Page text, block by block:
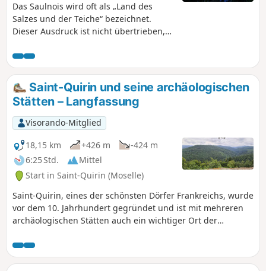
Das Saulnois wird oft als „Land des
Salzes und der Teiche“ bezeichnet.
Dieser Ausdruck ist nicht übertrieben,
Teiche. Abgesehen vom Teich „Étang
des Essarts“, der angelegt wurde,
gehören die anderen zum
Naturschutzgebiet „Conservatoire des
espaces naturels de Lorraine“ und sind
vollständig erhalten. Hier entdeckt man
eine reiche Tierwelt, eine üppige
Vegetation und Farben, die von einer
geschützten Umwelt zeugen. Der
Picknickplatz am Rande der
Departementsstraße liegt auf halber
Strecke und kann sehr nützlich sein.
Saint-Quirin und seine archäologischen
Stätten – Langfassung
Visorando-Mitglied
18,15 km
+426 m
-424 m
6:25 Std.
Mittel
Start in Saint-Quirin (Moselle)
Saint-Quirin, eines der schönsten Dörfer Frankreichs, wurde
vor dem 10. Jahrhundert gegründet und ist mit mehreren
archäologischen Stätten auch ein wichtiger Ort der
entdecken.